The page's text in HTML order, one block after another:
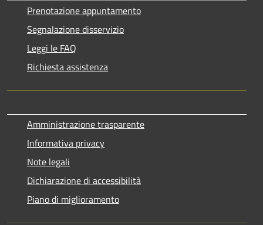
Prenotazione appuntamento
Segnalazione disservizio
Leggi le FAQ
Richiesta assistenza
Amministrazione trasparente
Informativa privacy
Note legali
Dichiarazione di accessibilità
Piano di miglioramento